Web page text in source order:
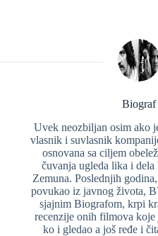
Biograf
Uvek neozbiljan osim ako
vlasnik i suvlasnik
osnovana sa ciljem
čuvanja ugleda lika i
Zemuna. Poslednjih
povukao iz javnog života,
sjajnim Biografom, krpi
recenzije onih filmova
ko i gledao a još ređe i